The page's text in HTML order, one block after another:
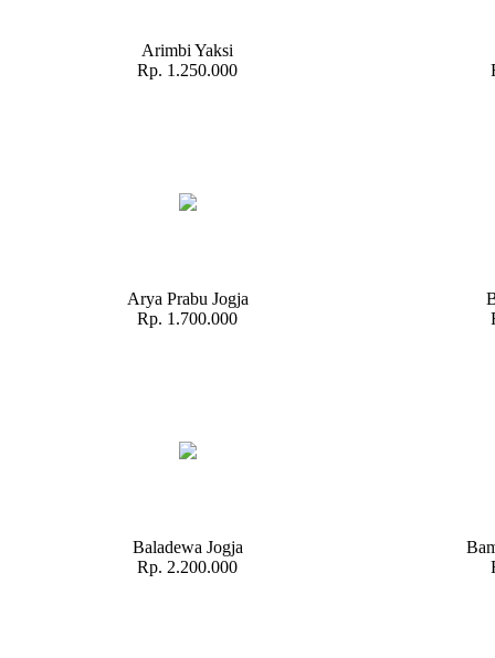
Arimbi Yaksi
Rp. 1.250.000
Arya Prabu Jogja
Rp. 1.700.000
Baladewa Jogja
Rp. 2.200.000